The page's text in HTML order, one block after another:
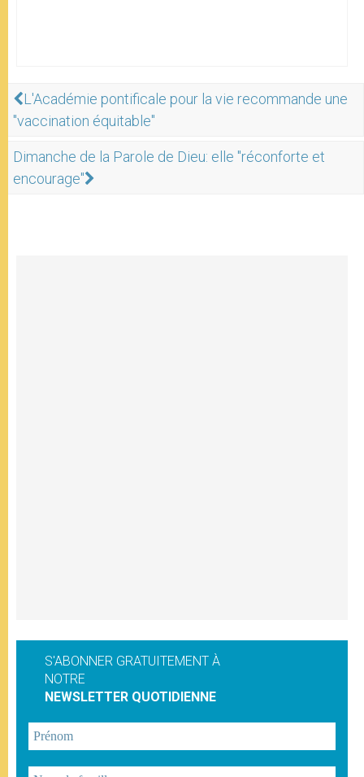
L'Académie pontificale pour la vie recommande une
"vaccination équitable"
Dimanche de la Parole de Dieu: elle "réconforte et
encourage"
S'ABONNER GRATUITEMENT À
NOTRE
NEWSLETTER QUOTIDIENNE